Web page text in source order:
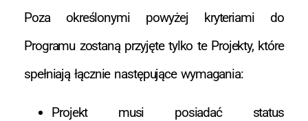
Poza określonymi powyżej kryteriami do
Programu zostaną przyjęte tylko te Projekty, które
spełniają łącznie następujące wymagania:
Projekt musi posiadać status